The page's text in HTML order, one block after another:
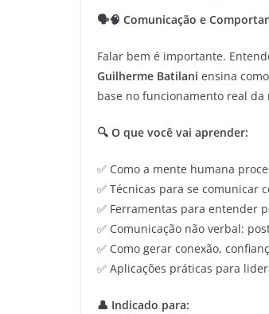
🗣️🧠 Comunicação e
Falar bem é importante.
Guilherme Batilani ensina
base no funcionamento real da
🔍 O que você vai aprender:
✅ Como a mente humana
✅ Técnicas para se comunicar
✅ Ferramentas para entender
✅ Comunicação não verbal:
✅ Como gerar conexão,
✅ Aplicações práticas para
👤 Indicado para: